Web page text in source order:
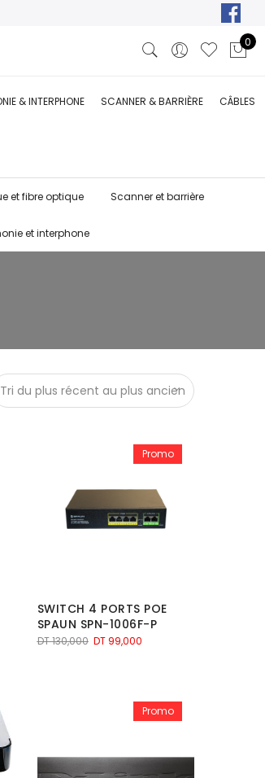
0
& INTERPHONE SCANNER & BARRIÈRE CÂBLES
et fibre optique Scanner et barrière
et interphone
Promo
SWITCH 4 PORTS POE
SPAUN SPN-1006F-P
DT130,000 Le
DT 130,000.
DT99,000Le
DT 99,000.
Promo